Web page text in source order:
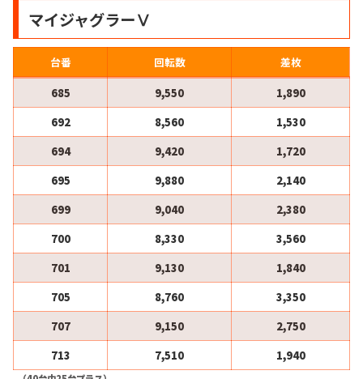
マイジャグラーⅤ
台番 回転数
差枚
685
9,550
1,890
692
8,560
1,530
694
9,420
1,720
695
9,880
2,140
699
9,040
2,380
700
8,330
3,560
701
9,130
1,840
705
8,760
3,350
707
9,150
2,750
713
7,510 1,940